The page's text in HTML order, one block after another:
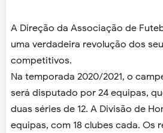
A Direção da Associação de
uma verdadeira revolução dos
competitivos.
Na temporada 2020/2021, o
será disputado por 24 equipas,
duas séries de 12. A Divisão de
equipas, com 18 clubes cada. Os